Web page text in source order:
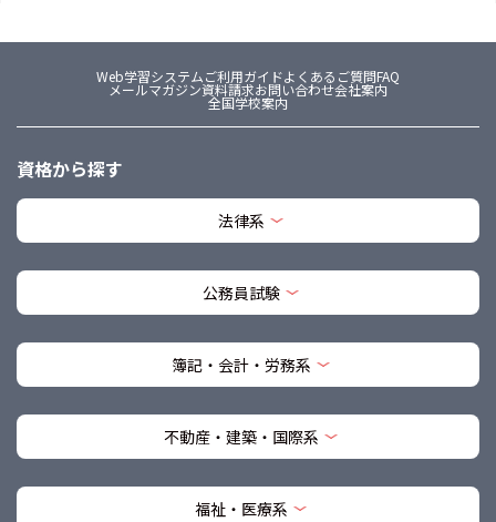
Web学習システムご利用ガイドよくあるご質問FAQ
メールマガジン資料請求お問い合わせ会社案内
全国学校案内
資格から探す
法律系
公務員試験
簿記・会計・労務系
不動産・建築・国際系
福祉・医療系